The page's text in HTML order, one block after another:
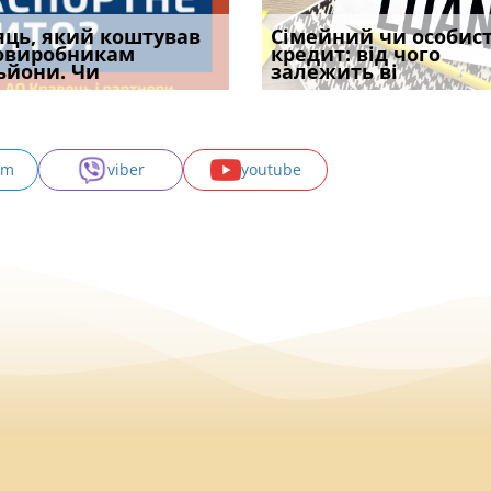
встановив для
шкоди
Документи, на яких не
проставляється
апостиль: пер
який коштував
Чи
Огляд практики ВС від
Ростислава Кравця, що
опублі
потрібна ФОП
у 2026 році:
засто
Сімейний чи
кредит: від чого
залежить ві
Восьмий ААС
підтвердив, що
може скас
viber youtube